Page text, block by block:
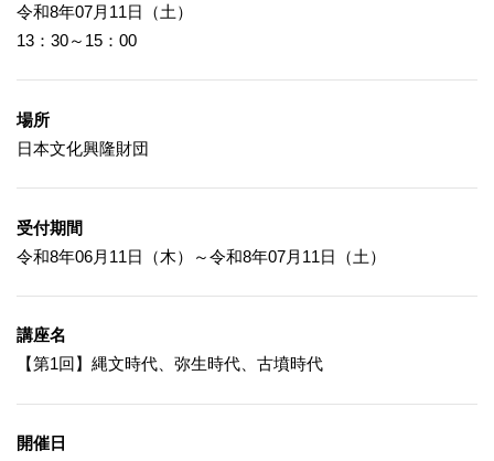
令和8年07月11日（土）
13：30～15：00
場所
日本文化興隆財団
受付期間
令和8年06月11日（木）～令和8年07月11日（土）
講座名
【第1回】縄文時代、弥生時代、古墳時代
開催日